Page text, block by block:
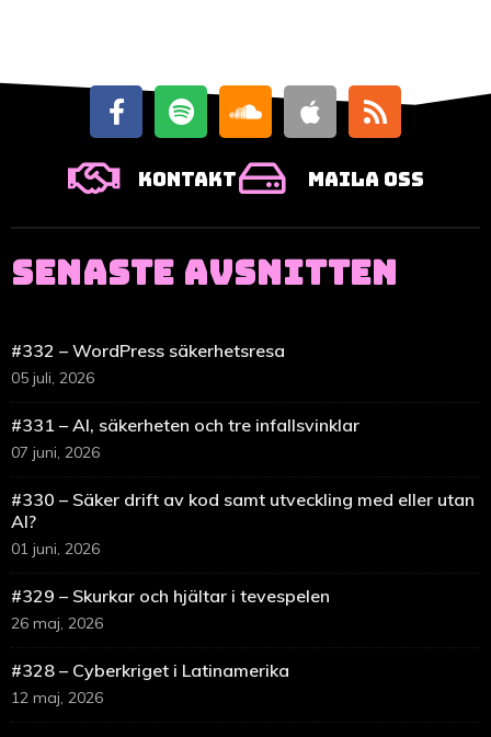
Kontakt Maila oss
SENASTE AVSNITTEN
#332 – WordPress säkerhetsresa
05 juli, 2026
#331 – AI, säkerheten och tre infallsvinklar
07 juni, 2026
#330 – Säker drift av kod samt utveckling med eller utan
AI?
01 juni, 2026
#329 – Skurkar och hjältar i tevespelen
26 maj, 2026
#328 – Cyberkriget i Latinamerika
12 maj, 2026